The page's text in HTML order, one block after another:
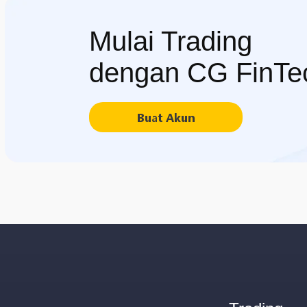
Mulai Trading
dengan CG
Buat Akun